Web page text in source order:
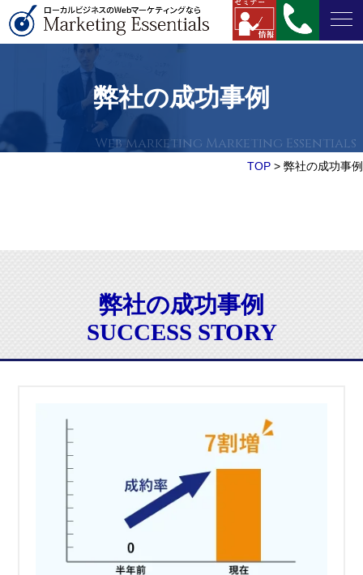
弊社の成功事例
TOP > 弊社の成功事例
弊社の成功事例
SUCCESS STORY